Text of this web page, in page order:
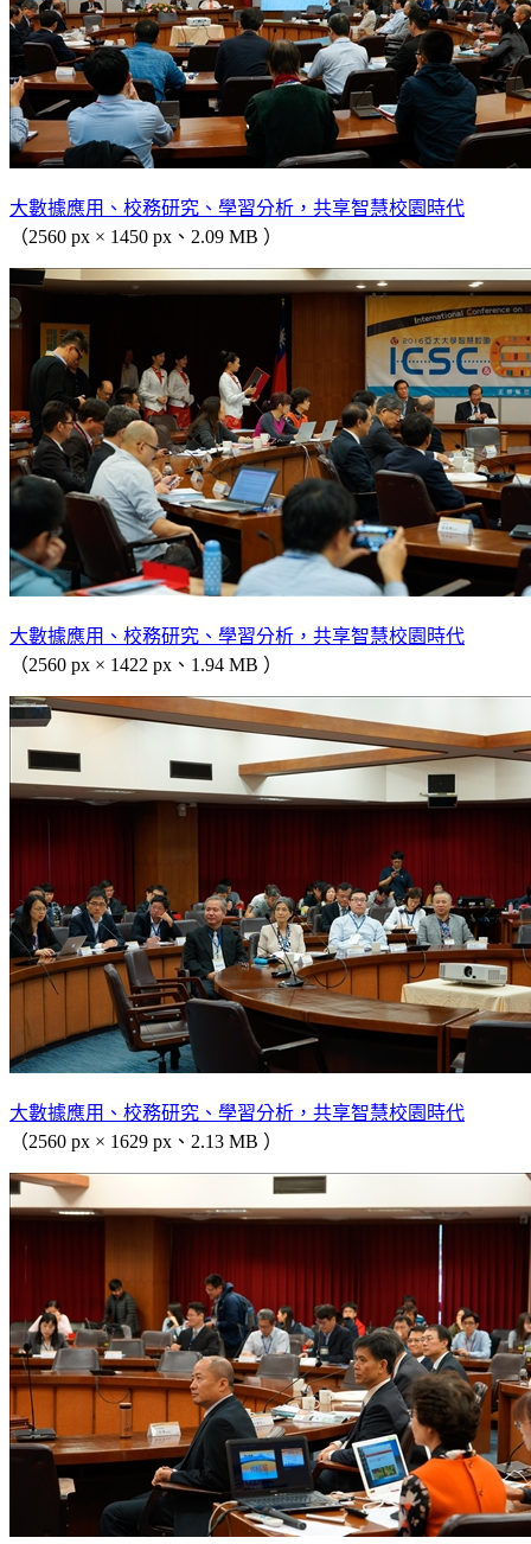
大數據應用、校務研究、學習分析，共享智慧校園時代
（2560 px × 1450 px、2.09 MB ）
大數據應用、校務研究、學習分析，共享智慧校園時代
（2560 px × 1422 px、1.94 MB ）
大數據應用、校務研究、學習分析，共享智慧校園時代
（2560 px × 1629 px、2.13 MB ）